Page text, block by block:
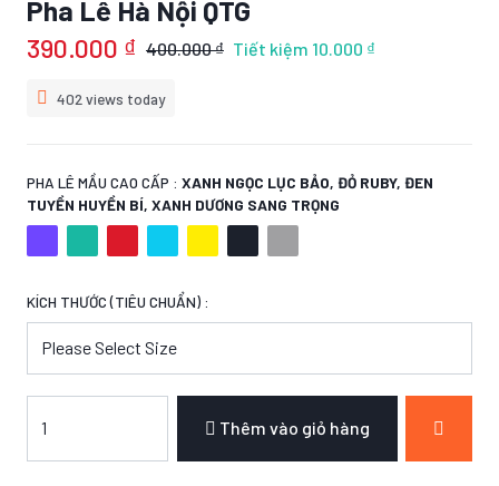
Pha Lê Hà Nội QTG
390.000 ₫ 400.000 ₫ Tiết kiệm 10.000 ₫
402 views today
PHA LÊ MẦU CAO CẤP : XANH NGỌC LỤC BẢO, ĐỎ RUBY, ĐEN
TUYỀN HUYỀN BÍ, XANH DƯƠNG SANG TRỌNG
KÍCH THƯỚC (TIÊU CHUẨN) :
Thêm vào giỏ hàng